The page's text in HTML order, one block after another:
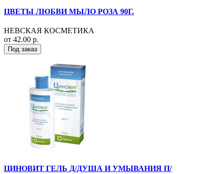
ЦВЕТЫ ЛЮБВИ МЫЛО РОЗА 90Г.
НЕВСКАЯ КОСМЕТИКА
от 42.00 р.
Под заказ
ЦИНОВИТ ГЕЛЬ Д/ДУША И УМЫВАНИЯ П/